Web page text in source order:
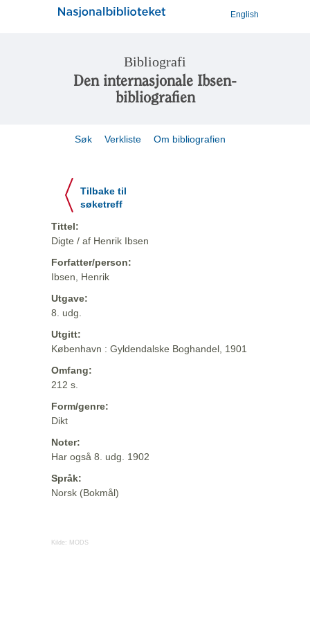
English
Bibliografi
Den internasjonale Ibsen-
bibliografien
Søk Verkliste Om bibliografien
Tilbake til
søketreff
Tittel:
Digte / af Henrik Ibsen
Forfatter/person:
Ibsen, Henrik
Utgave:
8. udg.
Utgitt:
København : Gyldendalske Boghandel, 1901
Omfang:
212 s.
Form/genre:
Dikt
Noter:
Har også 8. udg. 1902
Språk:
Norsk (Bokmål)
Kilde: MODS